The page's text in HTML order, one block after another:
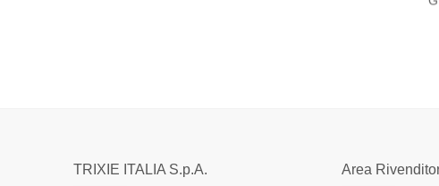
TRIXIE ITALIA S.p.A. Area